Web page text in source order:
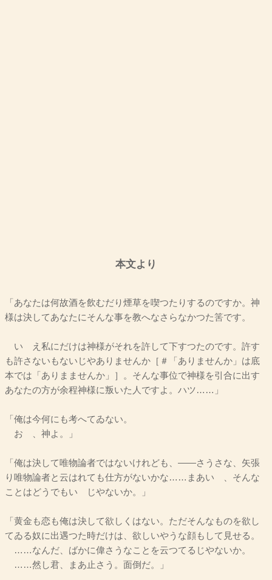
本文より
「あなたは何故酒を飲むだり煙草を喫つたりするのですか。神
様は決してあなたにそんな事を教へなさらなかつた筈です。
いゝえ私にだけは神様がそれを許して下すつたのです。許す
も許さないもないじやありませんか［＃「ありませんか」は底
本では「ありまませんか」］。そんな事位で神様を引合に出す
あなたの方が余程神様に叛いた人ですよ。ハツ……」
「俺は今何にも考へてゐない。
おゝ、神よ。」
「俺は決して唯物論者ではないけれども、――さうさな、矢張
り唯物論者と云はれても仕方がないかな……まあいゝ、そんな
ことはどうでもいゝじやないか。」
「黄金も恋も俺は決して欲しくはない。ただそんなものを欲し
てゐる奴に出遇つた時だけは、欲しいやうな顔もして見せる。
……なんだ、ばかに偉さうなことを云つてるじやないか。
……然し君、まあ止さう。面倒だ。」